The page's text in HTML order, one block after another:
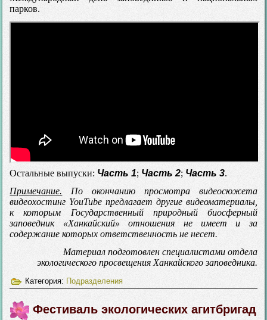
парков.
Остальные выпуски: Часть 1; Часть 2; Часть 3.
Примечание. По окончанию просмотра видеосюжета
видеохостинг YouTube предлагает другие видеоматериалы,
к которым Государственный природный биосферный
заповедник «Ханкайский» отношения не имеет и за
содержание которых ответственность не несет.
Материал подготовлен специалистами отдела
экологического просвещения Ханкайского заповедника.
Категория: Подразделения
Фестиваль экологических агитбригад